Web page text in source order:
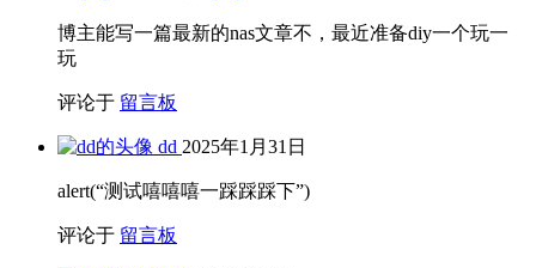
博主能写一篇最新的nas文章不，最近准备diy一个玩一
玩
评论于 留言板
dd 2025年1月31日
alert(“测试嘻嘻嘻一踩踩踩下”)
评论于 留言板